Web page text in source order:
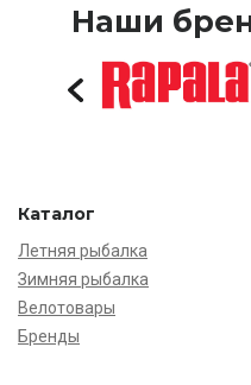
Наши
Каталог
Летняя рыбалка
Зимняя рыбалка
Велотовары
Бренды